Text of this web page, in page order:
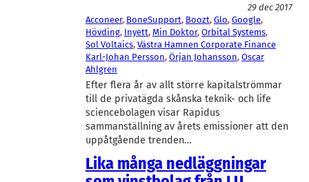
29 dec 2017
Acconeer, BoneSupport, Boozt, Glo, Google
Hövding, Inyett, Min Doktor, Orbital Systems
Sol Voltaics, Västra Hamnen Corporate Finance
Karl-Johan Persson, Örjan Johansson, Oscar
Ahlgren
Efter flera år av allt större kapitalströmmar
till de privatägda skånska teknik- och life
sciencebolagen visar Rapidus
sammanställning av årets emissioner att den
uppåtgående trenden…
Lika många nedläggningar